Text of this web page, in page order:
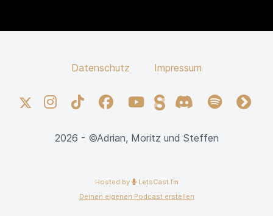
Datenschutz Impressum
X InstagramTikTokFacebookYouTubeSteadyDiscordSpotifyfyyd
2026 - ©Adrian, Moritz und Steffen
Hosted by
LetsCast.fm
Deinen eigenen Podcast erstellen